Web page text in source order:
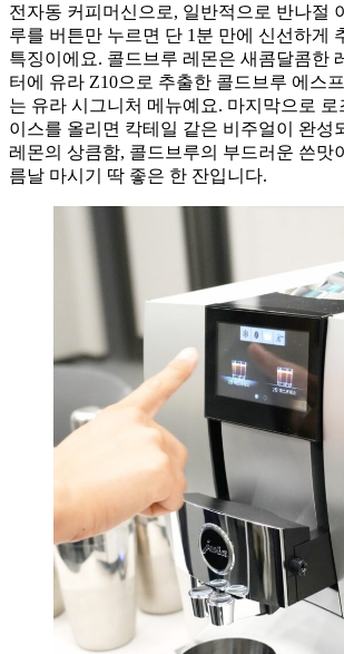
전자동 커피머신으로, 일반적으로 반나절
루를 버튼만 누르면 단 1분 만에 신선하게
특징이에요. 콜드브루 레몬은 새콤달콤한
터에 유라 Z10으로 추출한 콜드브루 에스
는 유라 시그니처 메뉴예요. 마지막으로
이스를 올리면 칵테일 같은 비주얼이 완성
레몬의 상큼함, 콜드브루의 부드러운 쓴맛
름날 마시기 딱 좋은 한 잔입니다.